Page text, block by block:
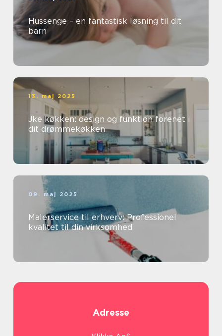
Hussenge – en fantastisk løsning til dit
barn
13. maj 2025
Jke køkken: design og funktion forenet i
dit drømmekøkken
09. maj 2025
Malerservice til erhverv: Professionel
kvalitet til din virksomhed
Adresse